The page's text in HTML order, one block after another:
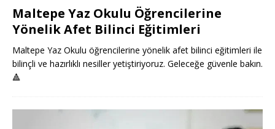
Maltepe Yaz Okulu Öğrencilerine
Yönelik Afet Bilinci Eğitimleri
Maltepe Yaz Okulu öğrencilerine yönelik afet bilinci eğitimleri ile
bilinçli ve hazırlıklı nesiller yetiştiriyoruz. Geleceğe güvenle bakın.
🔺